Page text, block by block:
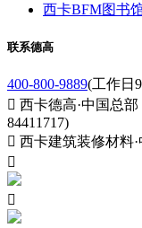
西卡BFM图书
联系德高
400-800-9889(工作日
 西卡德高·中国总
84411717)
 西卡建筑装修材料

